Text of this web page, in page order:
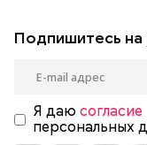
Подпишитесь на
Я даю согласие
персональных